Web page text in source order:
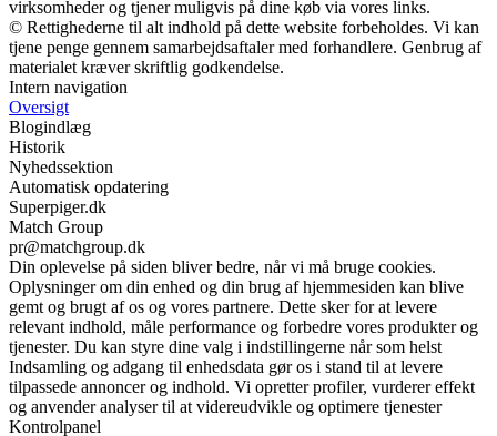
virksomheder og tjener muligvis på dine køb via vores links.
© Rettighederne til alt indhold på dette website forbeholdes. Vi kan
tjene penge gennem samarbejdsaftaler med forhandlere. Genbrug af
materialet kræver skriftlig godkendelse.
Intern navigation
Oversigt
Blogindlæg
Historik
Nyhedssektion
Automatisk opdatering
Superpiger.dk
Match Group
pr@matchgroup.dk
Din oplevelse på siden bliver bedre, når vi må bruge cookies.
Oplysninger om din enhed og din brug af hjemmesiden kan blive
gemt og brugt af os og vores partnere. Dette sker for at levere
relevant indhold, måle performance og forbedre vores produkter og
tjenester. Du kan styre dine valg i indstillingerne når som helst
Indsamling og adgang til enhedsdata gør os i stand til at levere
tilpassede annoncer og indhold. Vi opretter profiler, vurderer effekt
og anvender analyser til at videreudvikle og optimere tjenester
Kontrolpanel